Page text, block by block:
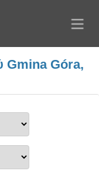
Gmina Góra,